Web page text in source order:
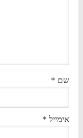
שם *
אימייל *